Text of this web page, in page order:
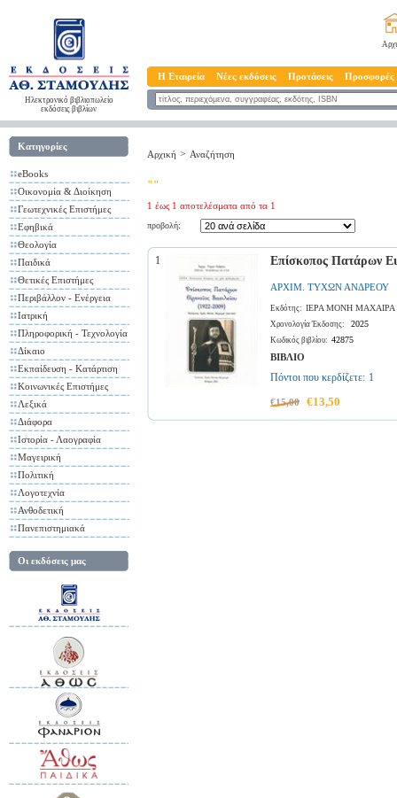
Ηλεκτρονικό βιβλιοπωλείο
εκδόσεις βιβλίων
Η Εταιρεία Νέες εκδόσεις Προτάσεις Προσφορές
Κατηγορίες
eBooks
Οικονομία & Διοίκηση
Γεωτεχνικές Επιστήμες
Εφηβικά
Θεολογία
Παιδικά
Θετικές Επιστήμες
Περιβάλλον - Ενέργεια
Ιατρική
Πληροφορική - Τεχνολογία
Δίκαιο
Εκπαίδευση - Κατάρτιση
Κοινωνικές Επιστήμες
Λεξικά
Διάφορα
Ιστορία - Λαογραφία
Μαγειρική
Πολιτική
Λογοτεχνία
Ανθοδετική
Πανεπιστημιακά
Οι εκδόσεις μας
Αρχική > Αναζήτηση
""
1 έως 1 αποτελέσματα από τα 1
προβολή:
1 Επίσκοπος Πατάρων
ΑΡΧΙΜ. ΤΥΧΩΝ ΑΝΔΡΕΟΥ
Εκδότης: ΙΕΡΑ ΜΟΝΗ ΜΑΧΑΙΡΑ
Χρονολογία Έκδοσης: 2025
Κωδικός βιβλίου: 42875
ΒΙΒΛΙΟ
Πόντοι που κερδίζετε: 1
€15,00 €13,50